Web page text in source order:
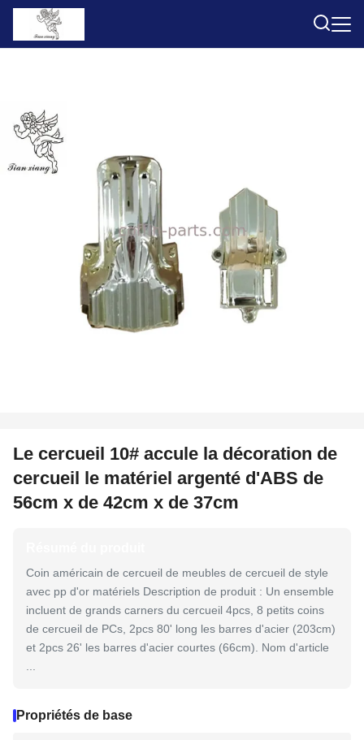
Le cercueil 10# accule la décoration de
cercueil le matériel argenté d'ABS de
56cm x de 42cm x de 37cm
Coin américain de cercueil de meubles de cercueil de style
avec pp d'or matériels Description de produit : Un ensemble
incluent de grands carners du cercueil 4pcs, 8 petits coins
de cercueil de PCs, 2pcs 80' long les barres d'acier (203cm)
et 2pcs 26' les barres d'acier courtes (66cm). Nom d'article
Propriétés de base